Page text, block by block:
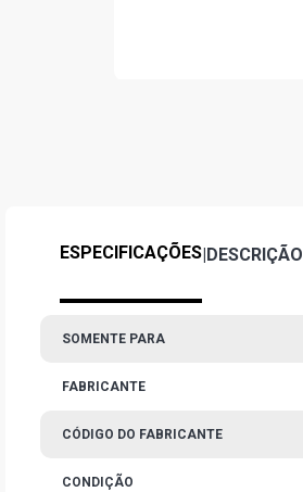
ESPECIFICAÇÕES|DESCRIÇÃO
SOMENTE PARA
FABRICANTE
CÓDIGO DO FABRICANTE
CONDIÇÃO